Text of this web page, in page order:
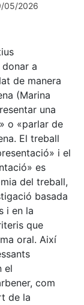
05/2026
donar a
de manera
(Marina
una
o «parlar de
El treball
i el
es
del treball,
basada
i en la
que
oral. Així
el
com
de la